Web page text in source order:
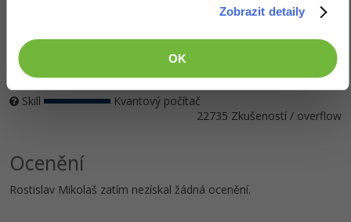
Zobrazit detaily
OK
SEO Vývoj SW3
Skill
Kvantový počítač
22735 Zkušeností / overflow
Ocenění
Rostislav Mikolaš zatím nezískal žádná ocenění.